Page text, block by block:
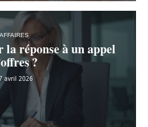
AFFAIRES
réponse à un appel
?
avril 2026